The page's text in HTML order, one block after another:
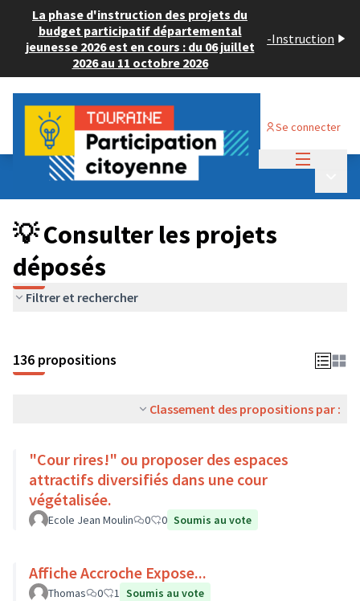
La phase d'instruction des projets du
budget participatif départemental
jeunesse 2026 est en cours : du 06 juillet
2026 au 11 octobre 2026
-Instruction
Se connecter
Budget Participatif JEUNESSE 2024
💡 Consulter les projets déposés
💡 Consulter les projets
déposés
Filtrer et rechercher
136 propositions
Classement des propositions par :
"Cour rires!" ou proposer des espaces
attractifs diversifiés dans une cour
végétalisée.
Ecole Jean Moulin 0 0 Soumis au vote
Affiche Accroche Expose...
Thomas 0 1 Soumis au vote